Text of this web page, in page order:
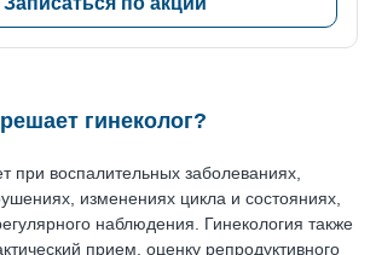
гинеколог?
при воспалительных заболеваниях,
изменениях цикла и состояниях,
наблюдения. Гинекология также
прием, оценку репродуктивного